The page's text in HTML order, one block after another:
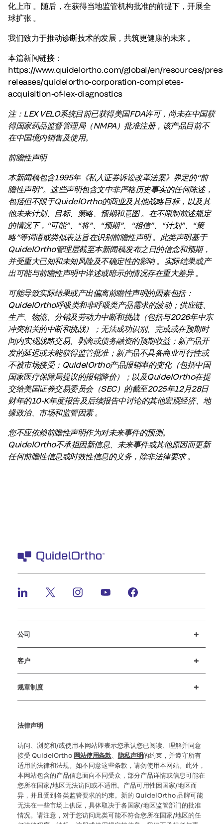
化上市 。随后，在获得当地监管机构批准的前提下，开展全
球扩张 。
我们致力于推动诊断技术的发展，共筑更健康的未来 。
本篇新闻链接：
https://www.quidelortho.com/global/en/resources/
releases/quidelortho-corporation-completes-
acquisition-of-lex-diagnostics
注：LEX VELO系统目前已获得美国FDA许可，尚未在中国获
得国家药品监督管理局（NMPA）批准注册，该产品目前不
在中国境内销售及使用。
前瞻性声明
本新闻稿包含1995年《私人证券诉讼改革法案》界定的“前
瞻性声明”。这些声明包含文中非严格历史事实的任何陈述，
包括但不限于QuidelOrtho的商业及其他战略目标，以及其
他未来计划、目标、策略、预期和意图 。在不限制前述规定
的情况下，“可能”、“将”、“预期”、“相信”、“计划”、“策
略”等词语或类似表达旨在识别前瞻性声明 。此类声明基于
QuidelOrtho管理层截至本新闻稿发布之日的信念和预期，
并受重大已知和未知风险及不确定性的影响 。实际结果或产
出可能与前瞻性声明中详述或暗示的情况存在重大差异 。
可能导致实际结果或产出偏离前瞻性声明的因素包括：
QuidelOrtho呼吸类和非呼吸类产品需求的波动；供应链、
生产、物流、分销及劳动力中断和挑战（包括与2026年中东
冲突相关的中断和挑战）；无法成功识别、完成或在预期时
间内实现战略交易、剥离或债务融资的预期收益；新产品开
发的延迟或未能获得监管批准；新产品不具备商业可行性或
不被市场接受；QuidelOrtho产品报销率的变化（包括中国
国家医疗保障局提议的报销降价）；以及QuidelOrtho在提
交给美国证券交易委员会（SEC）的截至2025年12月28日
财年的10-K年度报告及后续报告中讨论的其他宏观经济、地
缘政治、市场和监管因素 。
您不应依赖前瞻性声明作为对未来事件的预测。
QuidelOrtho不承担因新信息、未来事件或其他原因而更新
任何前瞻性信息或时效性信息的义务，除非法律要求 。
公司
客户
规章制度
法律声明
访问、浏览和/或使用本网站即表示您承认您已阅读、理解并同意
接受 QuidelOrtho 网站使用条款、 隐私声明的约束，并遵守所有
适用的法律和法规。如不同意这些条款，请勿使用本网站。此外，
本网站包含的产品信息面向不同受众，部分产品详情或信息可能在
您所在国家/地区无法访问或不适用。产品可用性因国家/地区而
异，并且受到各类监管要求的约束。新的 QuidelOrtho 品牌可能
无法在一些市场上供应，具体取决于各国家/地区监管部门的批准
情况。请注意，对于您访问此类可能不符合您所在国家/地区的任